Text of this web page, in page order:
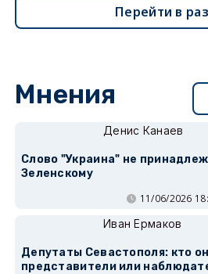
Перейти в
Мнения
Денис Канаев
Слово "Украина" не
Зеленскому
11/06/2026
Иван Ермаков
Депутаты Севастополя: кто
представители или